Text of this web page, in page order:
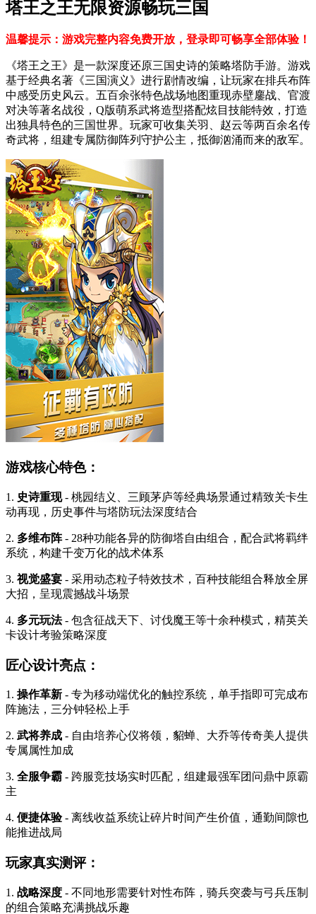
塔王之王无限资源畅玩三国
温馨提示：游戏完整内容免费开放，登录即可畅享全部体验！
《塔王之王》是一款深度还原三国史诗的策略塔防手游。游戏
基于经典名著《三国演义》进行剧情改编，让玩家在排兵布阵
中感受历史风云。五百余张特色战场地图重现赤壁鏖战、官渡
对决等著名战役，Q版萌系武将造型搭配炫目技能特效，打造
出独具特色的三国世界。玩家可收集关羽、赵云等两百余名传
奇武将，组建专属防御阵列守护公主，抵御汹涌而来的敌军。
游戏核心特色：
1. 史诗重现- 桃园结义、三顾茅庐等经典场景通过精致关卡生
动再现，历史事件与塔防玩法深度结合
2. 多维布阵- 28种功能各异的防御塔自由组合，配合武将羁绊
系统，构建千变万化的战术体系
3. 视觉盛宴 - 采用动态粒子特效技术，百种技能组合释放全屏
大招，呈现震撼战斗场景
4. 多元玩法- 包含征战天下、讨伐魔王等十余种模式，精英关
卡设计考验策略深度
匠心设计亮点：
1. 操作革新 - 专为移动端优化的触控系统，单手指即可完成布
阵施法，三分钟轻松上手
2. 武将养成 - 自由培养心仪将领，貂蝉、大乔等传奇美人提供
专属属性加成
3. 全服争霸 - 跨服竞技场实时匹配，组建最强军团问鼎中原霸
主
4. 便捷体验- 离线收益系统让碎片时间产生价值，通勤间隙也
能推进战局
玩家真实测评：
1. 战略深度 - 不同地形需要针对性布阵，骑兵突袭与弓兵压制
的组合策略充满挑战乐趣